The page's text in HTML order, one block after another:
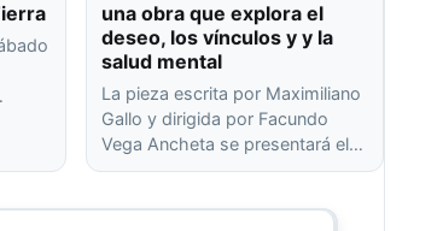
una obra que explora el
deseo, los vínculos y y la
salud mental
La pieza escrita por Maximiliano
Gallo y dirigida por Facundo
Vega Ancheta se presentará el…